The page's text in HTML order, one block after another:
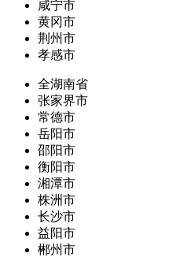
咸宁市
黄冈市
荆州市
孝感市
全湖南省
张家界市
常德市
岳阳市
邵阳市
衡阳市
湘潭市
株洲市
长沙市
益阳市
郴州市